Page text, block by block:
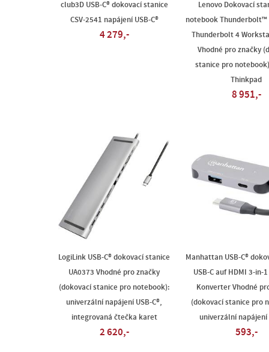
club3D USB-C® dokovací stanice
CSV-2541 napájení USB-C®
4 279,-
Lenovo Dokovací
notebook Thunderbolt™
Thunderbolt 4
Vhodné pro značky
stanice pro
Thinkpad
8 951,-
LogiLink USB-C® dokovací stanice
UA0373 Vhodné pro značky
(dokovací stanice pro notebook):
univerzální napájení USB-C®,
integrovaná čtečka karet
2 620,-
Manhattan USB-C®
USB-C auf HDMI 3-in-
Konverter Vhodné
(dokovací stanice pro
univerzální napájení
593,-